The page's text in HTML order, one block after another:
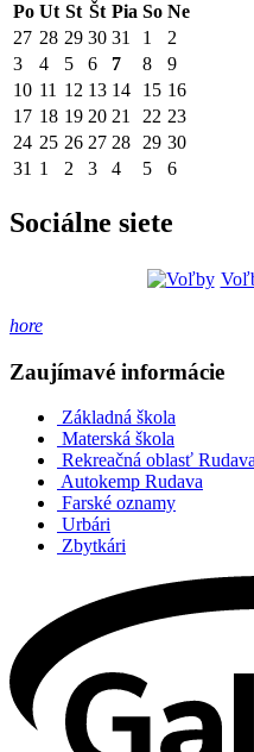
Po Ut St Št Pia So Ne
27 28 29 30 31 1
2
3
4 5 6 7 8
9
10 11 12 13 14 15 16
17 18 19 20 21 22 23
24 25 26 27 28 29 30
31 1 2 3 4 5 6
Sociálne siete
hore
Zaujímavé informácie
Základná škola
Materská škola
Rekreačná oblasť Rudava
Autokemp Rudava
Farské oznamy
Urbári
Zbytkári